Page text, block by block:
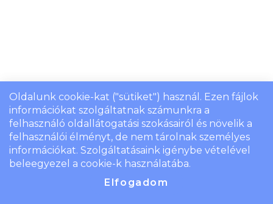
Oldalunk cookie-kat ("sütiket") használ. Ezen fájlok
információkat szolgáltatnak számunkra a
felhasználó oldallátogatási szokásairól és növelik a
felhasználói élményt, de nem tárolnak személyes
információkat. Szolgáltatásaink igénybe vételével
beleegyezel a cookie-k használatába.
Elfogadom